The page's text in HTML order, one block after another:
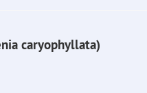
caryophyllata)